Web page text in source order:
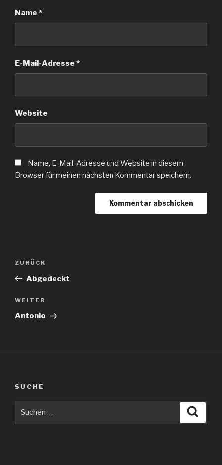
Name *
E-Mail-Adresse *
Website
Name, E-Mail-Adresse und Website in diesem
Browser für meinen nächsten Kommentar speichern.
Beitragsnavigation
Vorheriger
Beitrag
ZURÜCK
Abgedeckt
Nächster
Beitrag
WEITER
Antonio
SUCHE